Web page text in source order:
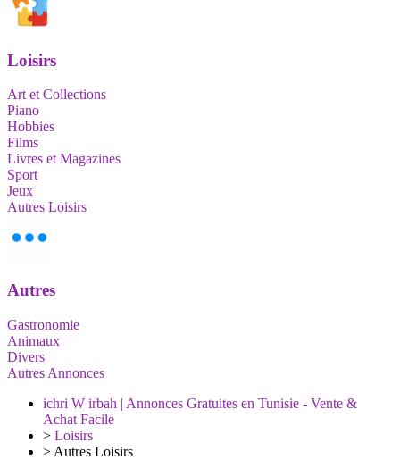
Loisirs
Art et Collections
Piano
Hobbies
Films
Livres et Magazines
Sport
Jeux
Autres Loisirs
Autres
Gastronomie
Animaux
Divers
Autres Annonces
ichri W irbah | Annonces Gratuites en Tunisie - Vente &
Achat Facile
> Loisirs
> Autres Loisirs